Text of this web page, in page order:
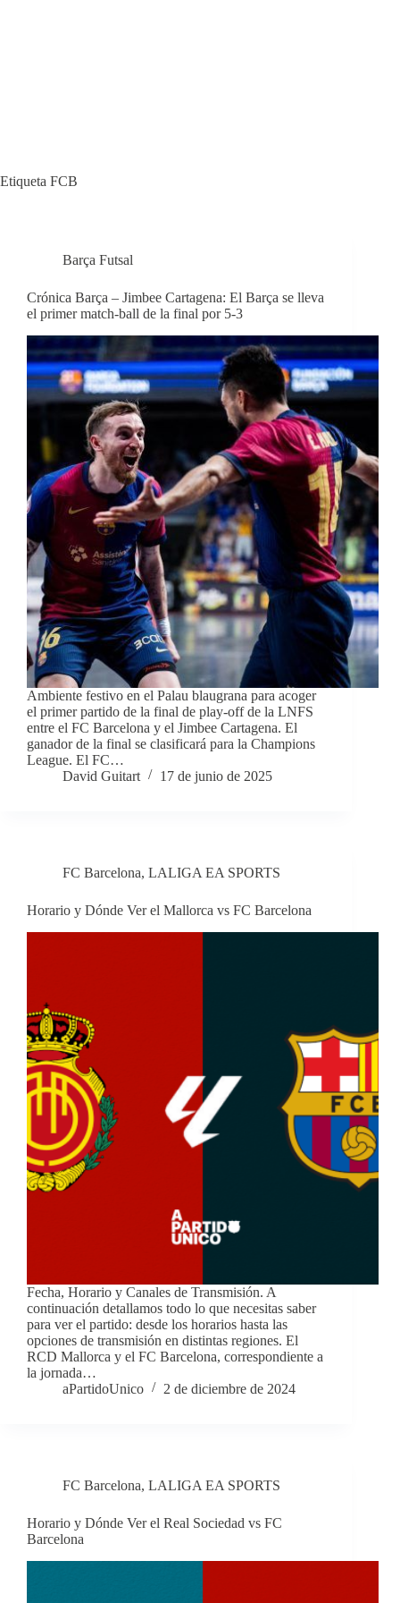
Etiqueta FCB
Barça Futsal
Crónica Barça – Jimbee Cartagena: El Barça se lleva
el primer match-ball de la final por 5-3
Ambiente festivo en el Palau blaugrana para acoger
el primer partido de la final de play-off de la LNFS
entre el FC Barcelona y el Jimbee Cartagena. El
ganador de la final se clasificará para la Champions
League. El FC…
David Guitart
17 de junio de 2025
FC Barcelona, LALIGA EA SPORTS
Horario y Dónde Ver el Mallorca vs FC Barcelona
Fecha, Horario y Canales de Transmisión. A
continuación detallamos todo lo que necesitas saber
para ver el partido: desde los horarios hasta las
opciones de transmisión en distintas regiones. El
RCD Mallorca y el FC Barcelona, correspondiente a
la jornada…
aPartidoUnico
2 de diciembre de 2024
FC Barcelona, LALIGA EA SPORTS
Horario y Dónde Ver el Real Sociedad vs FC
Barcelona